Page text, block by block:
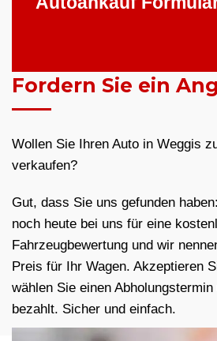
Fordern Sie ein
Wollen Sie Ihren Auto in Weggis
verkaufen?
Gut, dass Sie uns gefunden
noch heute bei uns für eine
Fahrzeugbewertung und wir
Preis für Ihr Wagen. Akzeptieren
wählen Sie einen
bezahlt. Sicher und einfach.